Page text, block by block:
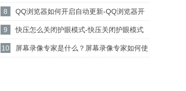
度量值方法
8 QQ浏览器如何开启自动更新-QQ浏览器开
启自动更新的方法
9 快压怎么关闭护眼模式-快压关闭护眼模式
的方法介绍
10 屏幕录像专家是什么？屏幕录像专家如何使